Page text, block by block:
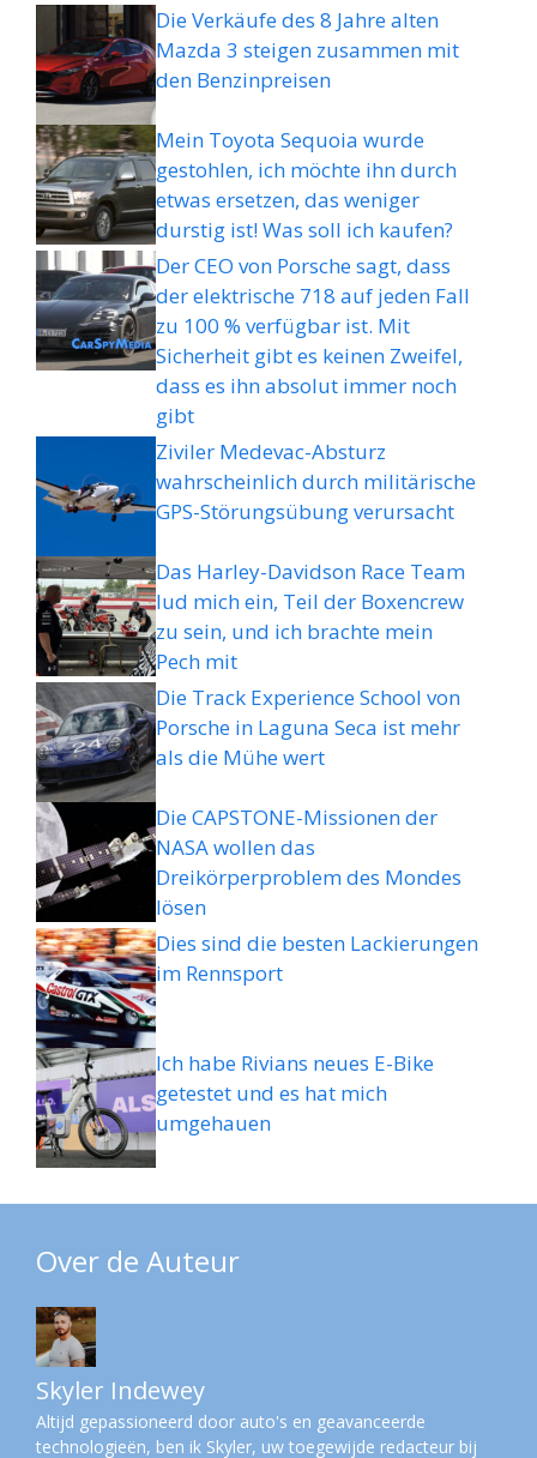
Die Verkäufe des 8 Jahre alten
Mazda 3 steigen zusammen mit
den Benzinpreisen
Mein Toyota Sequoia wurde
gestohlen, ich möchte ihn durch
etwas ersetzen, das weniger
durstig ist! Was soll ich kaufen?
Der CEO von Porsche sagt, dass
der elektrische 718 auf jeden Fall
zu 100 % verfügbar ist. Mit
Sicherheit gibt es keinen Zweifel,
dass es ihn absolut immer noch
gibt
Ziviler Medevac-Absturz
wahrscheinlich durch militärische
GPS-Störungsübung verursacht
Das Harley-Davidson Race Team
lud mich ein, Teil der Boxencrew
zu sein, und ich brachte mein
Pech mit
Die Track Experience School von
Porsche in Laguna Seca ist mehr
als die Mühe wert
Die CAPSTONE-Missionen der
NASA wollen das
Dreikörperproblem des Mondes
lösen
Dies sind die besten Lackierungen
im Rennsport
Ich habe Rivians neues E-Bike
getestet und es hat mich
umgehauen
Over de Auteur
Skyler Indewey
Altijd gepassioneerd door auto's en geavanceerde
technologieën, ben ik Skyler, uw toegewijde redacteur bij